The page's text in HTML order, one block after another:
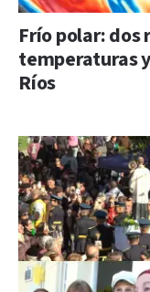
Frío polar: dos
temperaturas
Ríos